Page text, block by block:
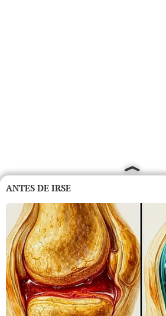
ANTES DE IRSE